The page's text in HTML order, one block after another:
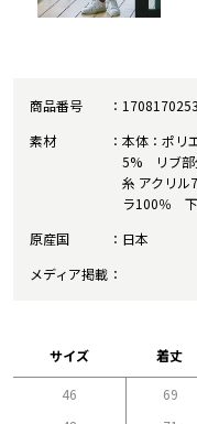
商品番号
1708170253
素材
本体：ポリ
5% リブ部
糸 アクリ
ラ100％
原産国
日本
メディア掲載
サイズ 着丈
46 69